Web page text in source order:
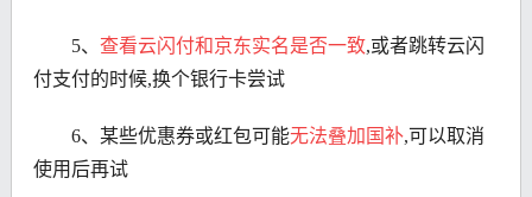
5、 查看云闪付和京东实名是否一致,或者跳转云闪
付支付的时候,换个银行卡尝试
6、某些优惠券或红包可能无法叠加国补,可以取消
使用后再试